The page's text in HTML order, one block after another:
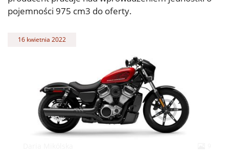
pojemności 975 cm3 do oferty.
16 kwietnia 2022